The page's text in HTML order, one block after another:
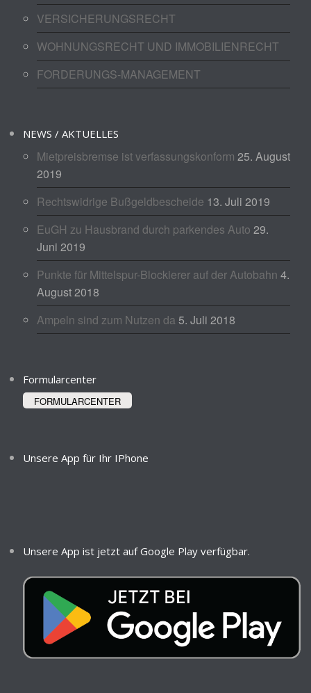
VERSICHERUNGSRECHT
WOHNUNGSRECHT UND IMMOBILIENRECHT
FORDERUNGS-MANAGEMENT
NEWS / AKTUELLES
Mietpreisbremse ist verfassungskonform 25. August
2019
Rechtswidrige Bußgeldbescheide 13. Juli 2019
EuGH zu Hausbrand durch parkendes Auto 29.
Juni 2019
Punkte für Mittelspur-Blockierer auf der Autobahn 4.
August 2018
Ampeln sind zum Nutzen da 5. Juli 2018
Formularcenter
FORMULARCENTER
Unsere App für Ihr IPhone
Unsere App ist jetzt auf Google Play verfügbar.